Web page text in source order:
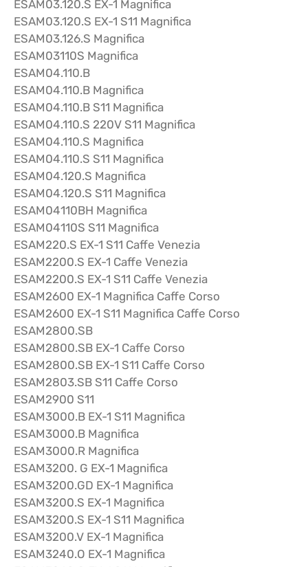
ESAM03.120.S EX-1 Magnifica
ESAM03.120.S EX-1 S11 Magnifica
ESAM03.126.S Magnifica
ESAM03110S Magnifica
ESAM04.110.B
ESAM04.110.B Magnifica
ESAM04.110.B S11 Magnifica
ESAM04.110.S 220V S11 Magnifica
ESAM04.110.S Magnifica
ESAM04.110.S S11 Magnifica
ESAM04.120.S Magnifica
ESAM04.120.S S11 Magnifica
ESAM04110BH Magnifica
ESAM04110S S11 Magnifica
ESAM220.S EX-1 S11 Caffe Venezia
ESAM2200.S EX-1 Caffe Venezia
ESAM2200.S EX-1 S11 Caffe Venezia
ESAM2600 EX-1 Magnifica Caffe Corso
ESAM2600 EX-1 S11 Magnifica Caffe Corso
ESAM2800.SB
ESAM2800.SB EX-1 Caffe Corso
ESAM2800.SB EX-1 S11 Caffe Corso
ESAM2803.SB S11 Caffe Corso
ESAM2900 S11
ESAM3000.B EX-1 S11 Magnifica
ESAM3000.B Magnifica
ESAM3000.R Magnifica
ESAM3200. G EX-1 Magnifica
ESAM3200.GD EX-1 Magnifica
ESAM3200.S EX-1 Magnifica
ESAM3200.S EX-1 S11 Magnifica
ESAM3200.V EX-1 Magnifica
ESAM3240.O EX-1 Magnifica